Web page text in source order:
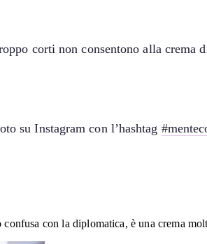
corti non consentono alla crema
su Instagram con l’hashtag
con la diplomatica, è una crema